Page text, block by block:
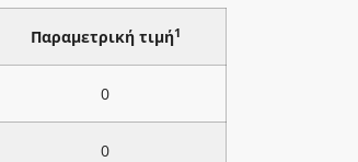
Παραμετρική τιμή1
0
0